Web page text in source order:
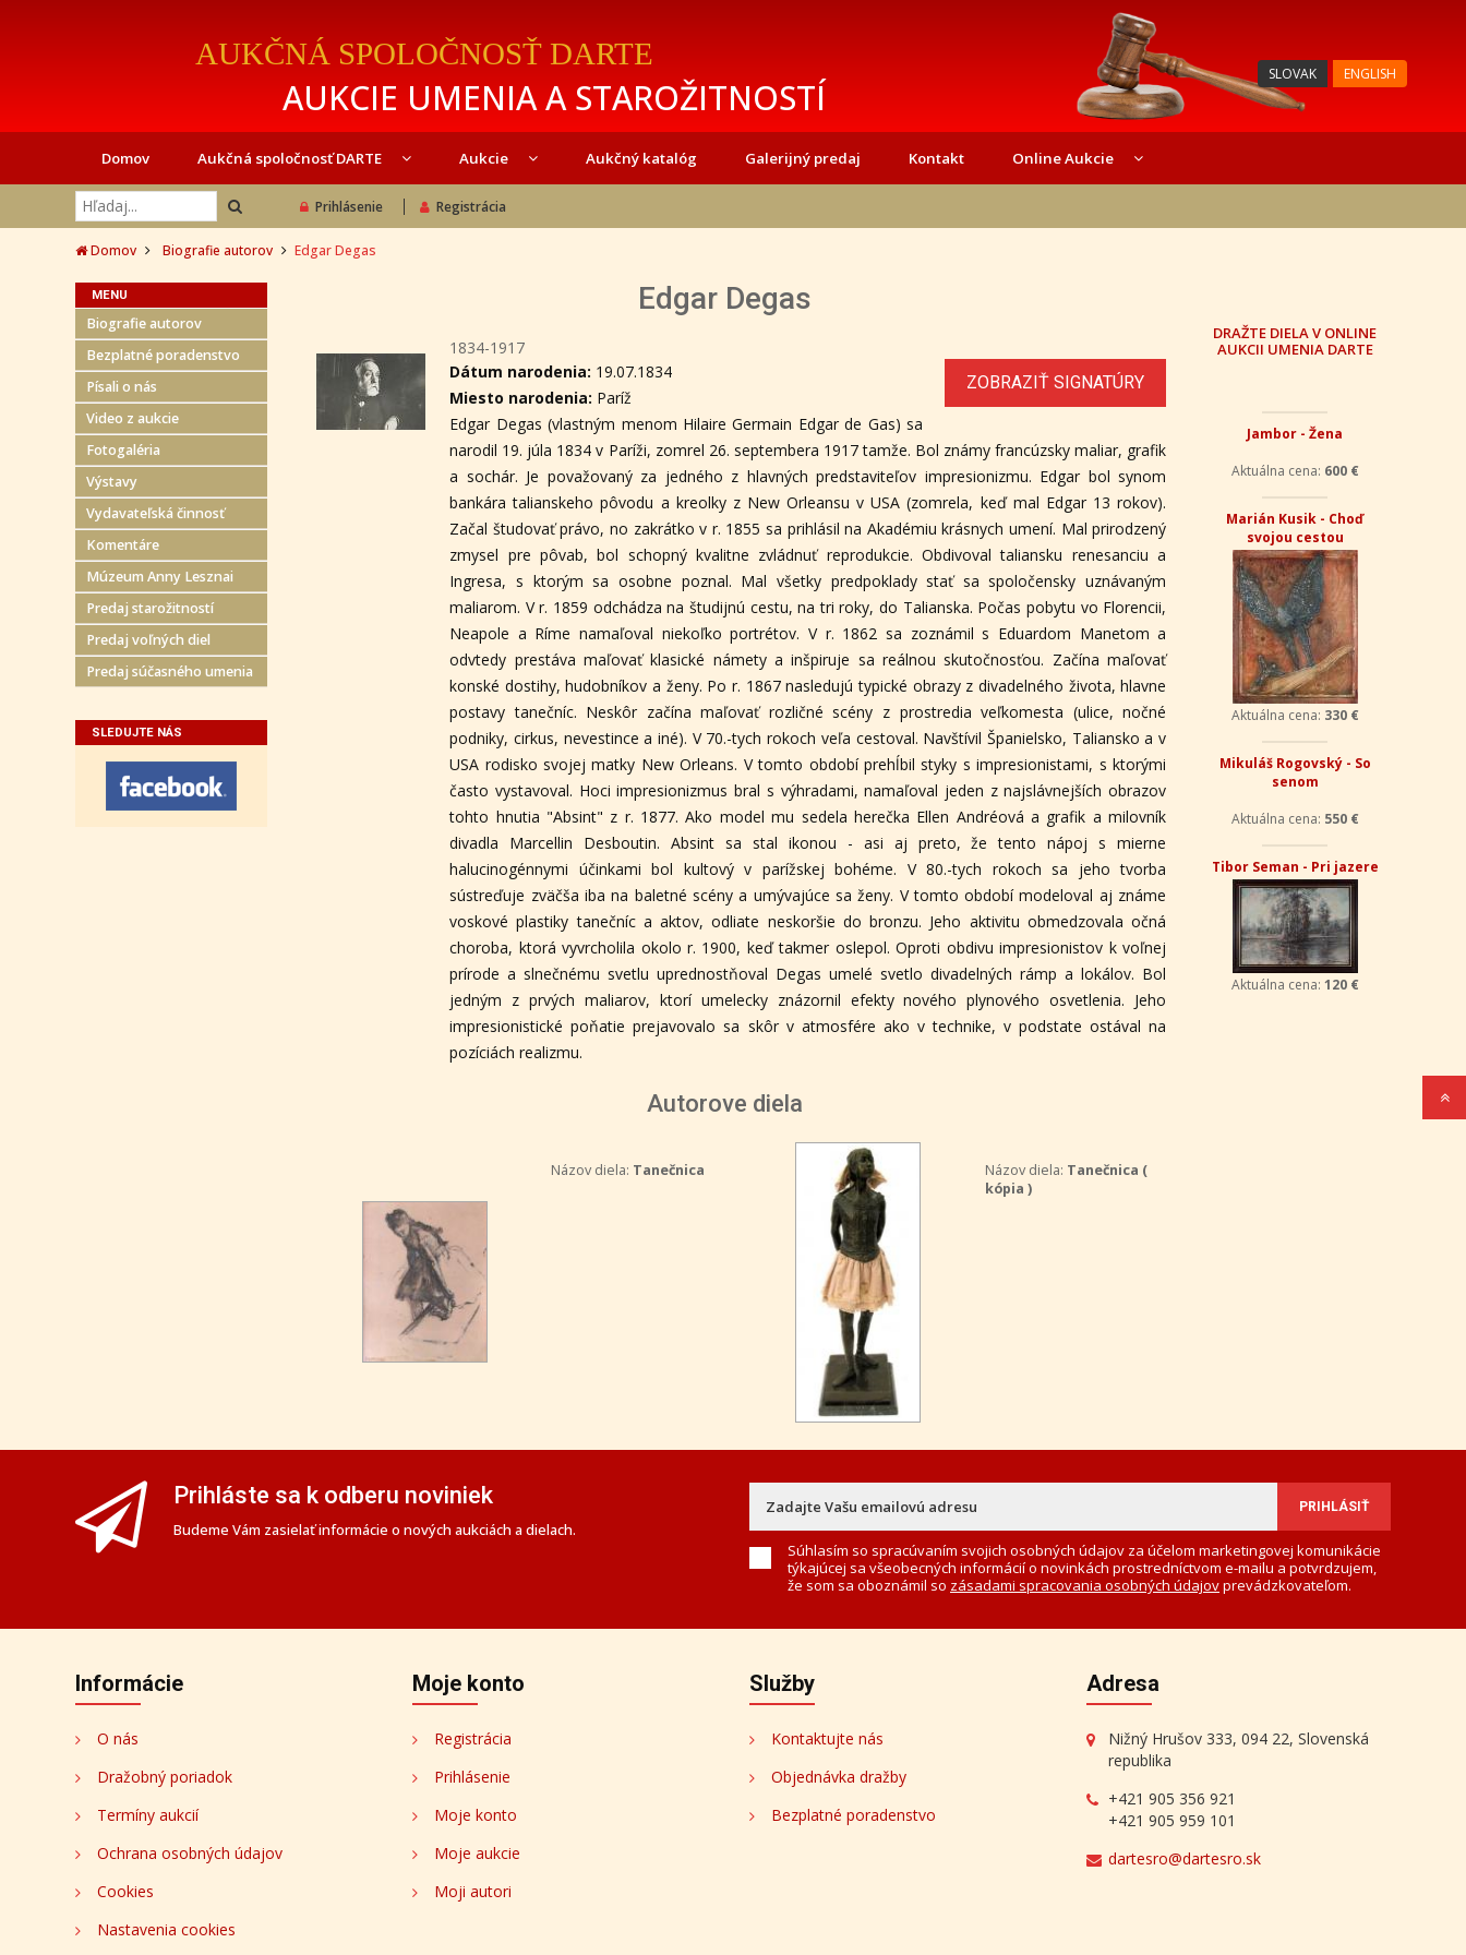
AUKČNÁ SPOLOČNOSŤ DARTE
AUKCIE UMENIA A STAROŽITNOSTÍ
SLOVAK ENGLISH
Domov Aukčná spoločnosť DARTE Aukcie Aukčný katalóg Galerijný predaj Kontakt Online Aukcie
Prihlásenie Registrácia
Domov Biografie autorov Edgar Degas
MENU
Biografie autorov
Bezplatné poradenstvo
Písali o nás
Video z aukcie
Fotogaléria
Výstavy
Vydavateľská činnosť
Komentáre
Múzeum Anny Lesznai
Predaj starožitností
Predaj voľných diel
Predaj súčasného umenia
SLEDUJTE NÁS
Edgar Degas
1834-1917
ZOBRAZIŤ SIGNATÚRY
Dátum narodenia: 19.07.1834
Miesto narodenia: Paríž
Edgar Degas (vlastným menom Hilaire Germain Edgar de Gas) sa
narodil 19. júla 1834 v Paríži, zomrel 26. septembera 1917 tamže. Bol známy francúzsky maliar, grafik
a sochár. Je považovaný za jedného z hlavných predstaviteľov impresionizmu. Edgar bol synom
bankára talianskeho pôvodu a kreolky z New Orleansu v USA (zomrela, keď mal Edgar 13 rokov).
Začal študovať právo, no zakrátko v r. 1855 sa prihlásil na Akadémiu krásnych umení. Mal prirodzený
zmysel pre pôvab, bol schopný kvalitne zvládnuť reprodukcie. Obdivoval taliansku renesanciu a
Ingresa, s ktorým sa osobne poznal. Mal všetky predpoklady stať sa spoločensky uznávaným
maliarom. V r. 1859 odchádza na študijnú cestu, na tri roky, do Talianska. Počas pobytu vo Florencii,
Neapole a Ríme namaľoval niekoľko portrétov. V r. 1862 sa zoznámil s Eduardom Manetom a
odvtedy prestáva maľovať klasické námety a inšpiruje sa reálnou skutočnosťou. Začína maľovať
konské dostihy, hudobníkov a ženy. Po r. 1867 nasledujú typické obrazy z divadelného života, hlavne
postavy tanečníc. Neskôr začína maľovať rozličné scény z prostredia veľkomesta (ulice, nočné
podniky, cirkus, nevestince a iné). V 70.-tych rokoch veľa cestoval. Navštívil Španielsko, Taliansko a v
USA rodisko svojej matky New Orleans. V tomto období prehĺbil styky s impresionistami, s ktorými
často vystavoval. Hoci impresionizmus bral s výhradami, namaľoval jeden z najslávnejších obrazov
tohto hnutia "Absint" z r. 1877. Ako model mu sedela herečka Ellen Andréová a grafik a milovník
divadla Marcellin Desboutin. Absint sa stal ikonou - asi aj preto, že tento nápoj s mierne
halucinogénnymi účinkami bol kultový v parížskej bohéme. V 80.-tych rokoch sa jeho tvorba
sústreďuje zväčša iba na baletné scény a umývajúce sa ženy. V tomto období modeloval aj známe
voskové plastiky tanečníc a aktov, odliate neskoršie do bronzu. Jeho aktivitu obmedzovala očná
choroba, ktorá vyvrcholila okolo r. 1900, keď takmer oslepol. Oproti obdivu impresionistov k voľnej
prírode a slnečnému svetlu uprednostňoval Degas umelé svetlo divadelných rámp a lokálov. Bol
jedným z prvých maliarov, ktorí umelecky znázornil efekty nového plynového osvetlenia. Jeho
impresionistické poňatie prejavovalo sa skôr v atmosfére ako v technike, v podstate ostával na
pozíciách realizmu.
Autorove diela
Názov diela: Tanečnica Názov diela: Tanečnica (
kópia )
DRAŽTE DIELA V ONLINE
AUKCII UMENIA DARTE
Jambor - Žena
Aktuálna cena: 600 €
Marián Kusik - Choď
svojou cestou
Mikuláš Rogovský - So
senom
Prihláste sa k odberu noviniek
Budeme Vám zasielať informácie o nových aukciách a dielach.
Súhlasím so spracúvaním svojich osobných údajov za účelom marketingovej komunikácie
týkajúcej sa všeobecných informácií o novinkách prostredníctvom e-mailu a potvrdzujem,
že som sa oboznámil so zásadami spracovania osobných údajovprevádzkovateľom.
Informácie
O nás
Dražobný poriadok
Termíny aukcií
Ochrana osobných údajov
Cookies
Nastavenia cookies
Moje konto
Registrácia
Prihlásenie
Moje konto
Moje aukcie
Moji autori
Služby
Kontaktujte nás
Objednávka dražby
Bezplatné poradenstvo
Adresa
Nižný Hrušov 333, 094 22, Slovenská
republika
+421 905 356 921
+421 905 959 101
dartesro@dartesro.sk